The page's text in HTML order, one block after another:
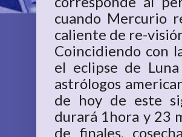
cuando Mercurio
caliente de re-
Coincidiendo con
el eclipse de
astrólogos
de hoy de este
durará 1hora y 23
de finales,